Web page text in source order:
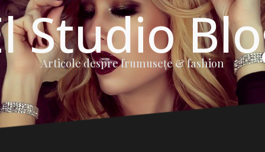
Studio
Articole despre frumuseţe & fashion